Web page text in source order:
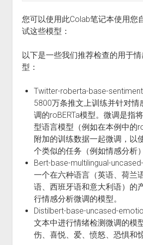
您可以使用此Colab笔记本使用您
试这些模型：
以下是一些我们推荐检查的用于
型：
Twitter-roberta-base-
5800万条推文上训练并针对情
调的roBERTa模型。微调是指
型语言模型（例如在本例中的
附加的训练数据一起微调，以
个类似的任务（例如情感分析）
Bert-base-multilingual-
一个在六种语言（英语、荷兰
语、西班牙语和意大利语）的
行情感分析微调的模型。
Distilbert-base-uncased-
文本中进行情绪检测微调的模
伤、喜悦、爱、愤怒、恐惧和惊